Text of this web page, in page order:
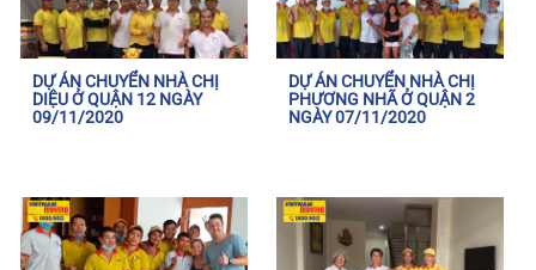
DỰ ÁN CHUYỂN NHÀ CHỊ
DIỆU Ở QUẬN 12 NGÀY
09/11/2020
DỰ ÁN CHUYỂN NHÀ CHỊ
PHƯƠNG NHÃ Ở QUẬN 2
NGÀY 07/11/2020